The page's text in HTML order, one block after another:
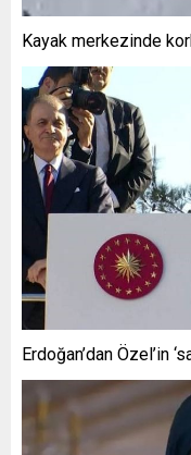
Kayak merkezinde
Erdoğan’dan Özel’in